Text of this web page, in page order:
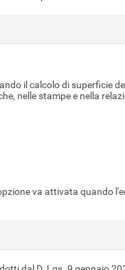
il calcolo di superficie
nelle stampe e nella
va attivata quando